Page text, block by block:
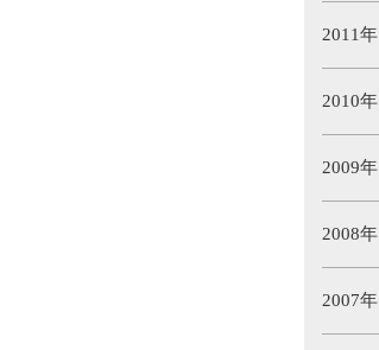
2011年
2010年
2009年
2008年
2007年